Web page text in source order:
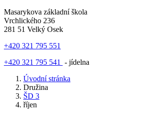
Masarykova základní škola
Vrchlického 236
281 51 Velký Osek
+420 321 795 551
+420 321 795 541
- jídelna
Úvodní stránka
Družina
ŠD 3
říjen